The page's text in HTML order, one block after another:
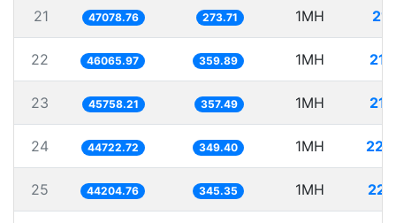
21 47078.76 273.71 1MH
22 46065.97 359.89 1MH
23 45758.21 357.49 1MH
24 44722.72 349.40 1MH
25 44204.76 345.35 1MH